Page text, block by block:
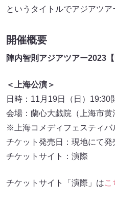
というタイトルでアジアツア
開催概要
陣内智則アジアツアー2023
＜上海公演＞
日時：11月19日（日）19:30
会場：蘭心大戯院（上海市黄
※上海コメディフェスティバ
チケット発売日：現地にて発
チケットサイト：演際
チケットサイト「演際」はこ